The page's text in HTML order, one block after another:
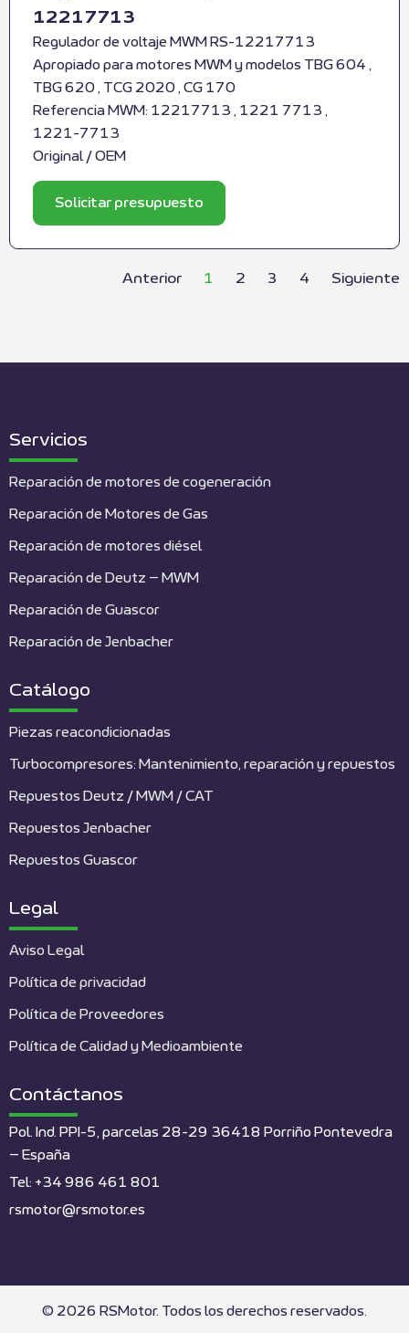
12217713
Regulador de voltaje MWM RS-12217713
Apropiado para motores MWM y modelos TBG 604 ,
TBG 620 , TCG 2020 , CG 170
Referencia MWM: 12217713 , 1221 7713 ,
1221-7713
Original / OEM
Solicitar presupuesto
Anterior 1 2 3 4 Siguiente
Servicios
Reparación de motores de cogeneración
Reparación de Motores de Gas
Reparación de motores diésel
Reparación de Deutz – MWM
Reparación de Guascor
Reparación de Jenbacher
Catálogo
Piezas reacondicionadas
Turbocompresores: Mantenimiento, reparación y repuestos
Repuestos Deutz / MWM / CAT
Repuestos Jenbacher
Repuestos Guascor
Legal
Aviso Legal
Política de privacidad
Política de Proveedores
Política de Calidad y Medioambiente
Contáctanos
Pol. Ind. PPI-5, parcelas 28-29 36418 Porriño Pontevedra
– España
Tel: +34 986 461 801
rsmotor@rsmotor.es
© 2026 RSMotor. Todos los derechos reservados.